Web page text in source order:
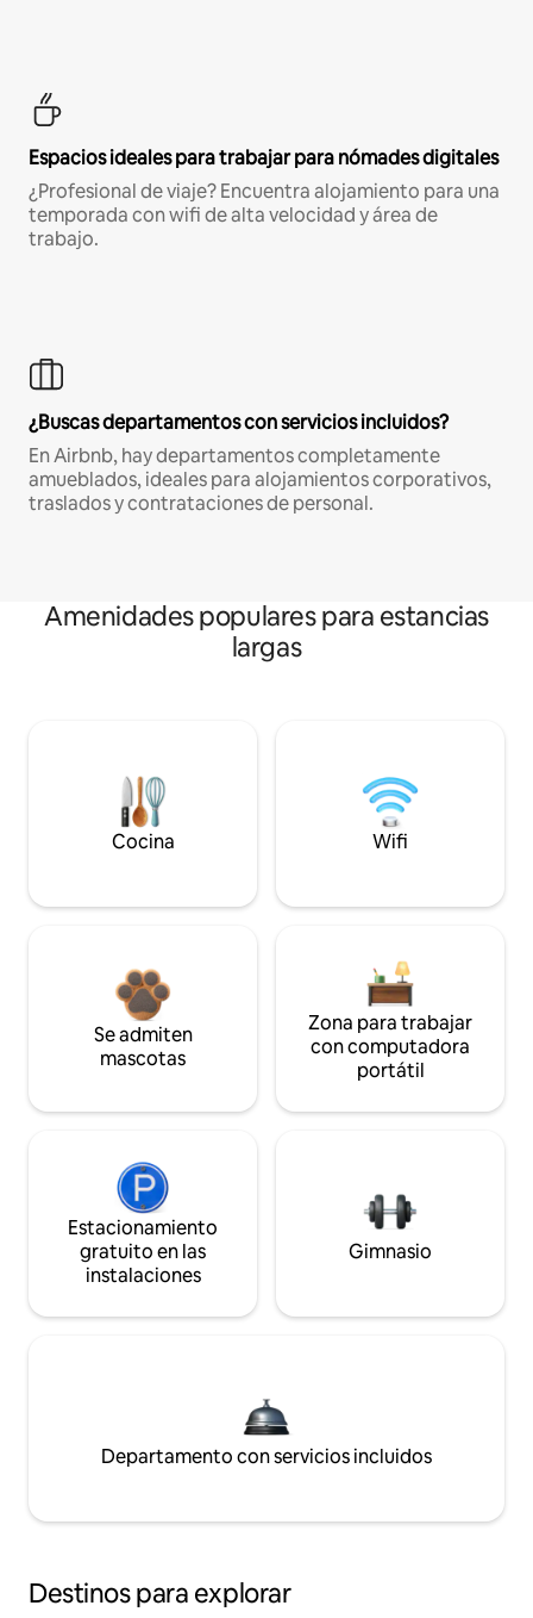
Espacios ideales para trabajar para nómades digitales
¿Profesional de viaje? Encuentra alojamiento para una
temporada con wifi de alta velocidad y área de
trabajo.
¿Buscas departamentos con servicios incluidos?
En Airbnb, hay departamentos completamente
amueblados, ideales para alojamientos corporativos,
traslados y contrataciones de personal.
Amenidades populares para estancias
largas
Cocina Wifi
Se admiten
mascotas
Zona para trabajar
con computadora
portátil
Estacionamiento
gratuito en las
instalaciones
Gimnasio
Departamento con servicios incluidos
Destinos para explorar